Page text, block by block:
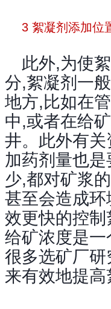
3 絮凝剂添加位
此外,为使
分,絮凝剂一
地方,比如在
中,或者在给
井。此外有
加药剂量也
少,都对矿浆
甚至会造成
效更快的控制
给矿浓度是一
很多选矿厂
来有效地提高